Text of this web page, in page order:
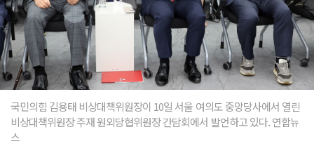
국민의힘 김용태 비상대책위원장이 10일 서울 여의도 중앙당사에서 열린
비상대책위원장 주재 원외당협위원장 간담회에서 발언하고 있다. 연합뉴
스